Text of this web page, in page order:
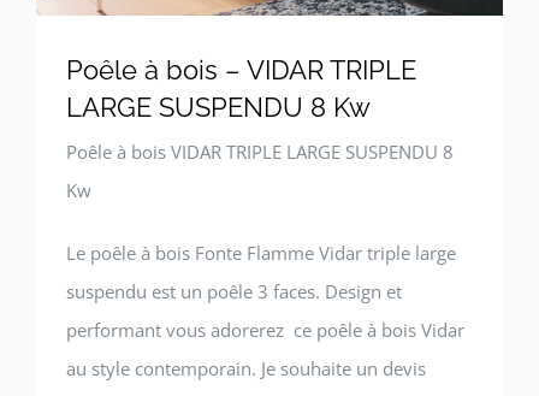
Poêle à bois – VIDAR TRIPLE
LARGE SUSPENDU 8 Kw
Poêle à bois VIDAR TRIPLE LARGE SUSPENDU 8
Kw
Le poêle à bois Fonte Flamme Vidar triple large
suspendu est un poêle 3 faces. Design et
performant vous adorerez ce poêle à bois Vidar
au style contemporain. Je souhaite un devis